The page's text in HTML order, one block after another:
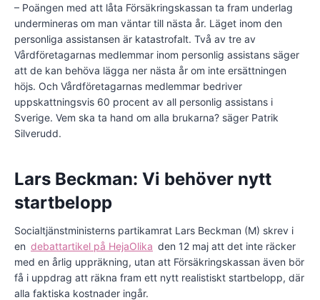
– Poängen med att låta Försäkringskassan ta fram underlag
undermineras om man väntar till nästa år. Läget inom den
personliga assistansen är katastrofalt. Två av tre av
Vårdföretagarnas medlemmar inom personlig assistans säger
att de kan behöva lägga ner nästa år om inte ersättningen
höjs. Och Vårdföretagarnas medlemmar bedriver
uppskattningsvis 60 procent av all personlig assistans i
Sverige. Vem ska ta hand om alla brukarna? säger Patrik
Silverudd.
Lars Beckman: Vi behöver nytt
startbelopp
Socialtjänstministerns partikamrat Lars Beckman (M) skrev i
en debattartikel på HejaOlika den 12 maj att det inte räcker
med en årlig uppräkning, utan att Försäkringskassan även bör
få i uppdrag att räkna fram ett nytt realistiskt startbelopp, där
alla faktiska kostnader ingår.